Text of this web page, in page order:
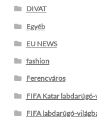
DIVAT
Egyéb
EU NEWS
fashion
Ferencváros
FIFA Katar
FIFA labdarúgó-